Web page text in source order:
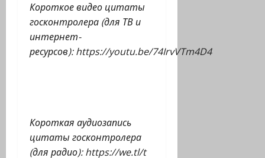
Короткое видео цитаты
госконтролера (для ТВ и
интернет-
ресурсов): https://youtu.be/74IrvVTm4D4
Короткая аудиозапись
цитаты госконтролера
(для радио): https://we.tl/t